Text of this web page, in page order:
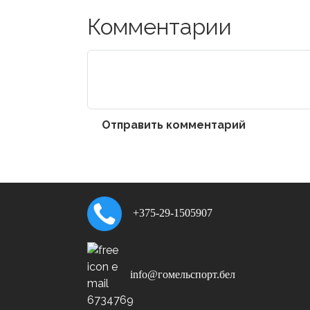
Комментарии
Отправить комментарий
+375-29-1505907
info@гомельспорт.бел